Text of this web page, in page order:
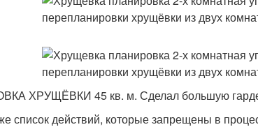
ХРУЩЁВКИ 45 кв. м. Сделал большую
список действий, которые запрещены в